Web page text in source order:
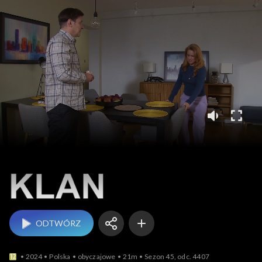
Klan
ODTWÓRZ
2024 Polska obyczajowe 21m Sezon 45, odc. 4407